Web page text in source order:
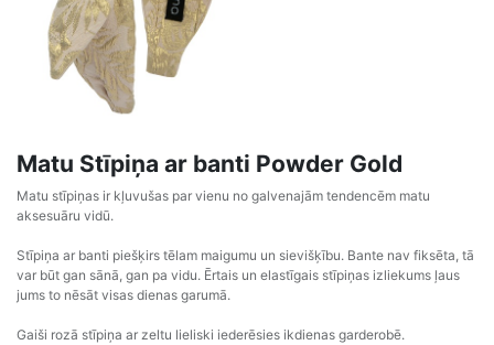
Matu Stīpiņa ar banti Powder Gold
Matu stīpiņas ir kļuvušas par vienu no galvenajām tendencēm matu
aksesuāru vidū.
Stīpiņa ar banti piešķirs tēlam maigumu un sievišķību. Bante nav fiksēta, tā
var būt gan sānā, gan pa vidu. Ērtais un elastīgais stīpiņas izliekums ļaus
jums to nēsāt visas dienas garumā.
Gaiši rozā stīpiņa ar zeltu lieliski iederēsies ikdienas garderobē.